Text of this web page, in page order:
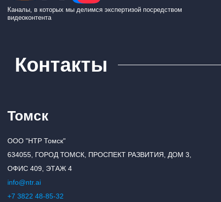
Каналы, в которых мы делимся экспертизой посредством
видеоконтента
Контакты
Томск
ООО "НТР Томск"
634055, ГОРОД ТОМСК, ПРОСПЕКТ РАЗВИТИЯ, ДОМ 3,
ОФИС 409, ЭТАЖ 4
info@ntr.ai
+7 3822 48-85-32